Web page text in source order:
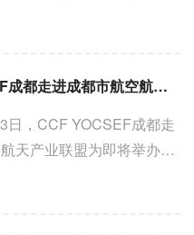
YOCSEF合肥分论坛联
东昱晓，YOCSEF合肥
CCF YOCSEF成都走进成都市航空航天产业联盟：聚焦低空经济应急场景的“需求牵引”与AI赋能
日，CCF YOCSEF成都走
天产业联盟为即将举办
坛进行预热。CCF